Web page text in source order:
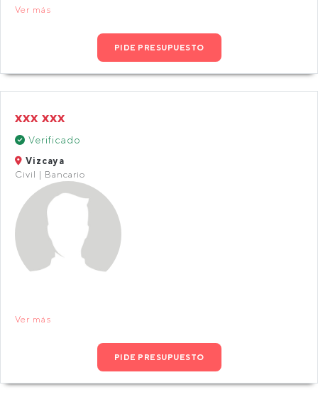
Ver más
PIDE PRESUPUESTO
xxx xxx
Verificado
Vizcaya
Civil | Bancario
Ver más
PIDE PRESUPUESTO